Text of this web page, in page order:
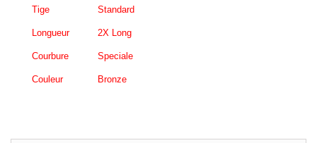
Tige Standard
Longueur 2X Long
Courbure Speciale
Couleur Bronze